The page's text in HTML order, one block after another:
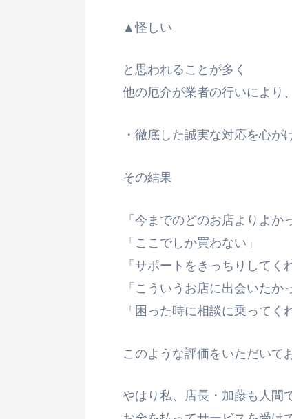
▲怪しい
と思われることが多く
他の厄介が業者の行いにより
・徹底した誠実な対応を心が
その結果
「今までのどのお店よりよか
「ここでしか買わない」
「サポートをきっちりしてく
「こういうお店に出会いたか
「困った時に相談に乗ってく
このような評価をいただいて
やはり私、店長・加藤も人間